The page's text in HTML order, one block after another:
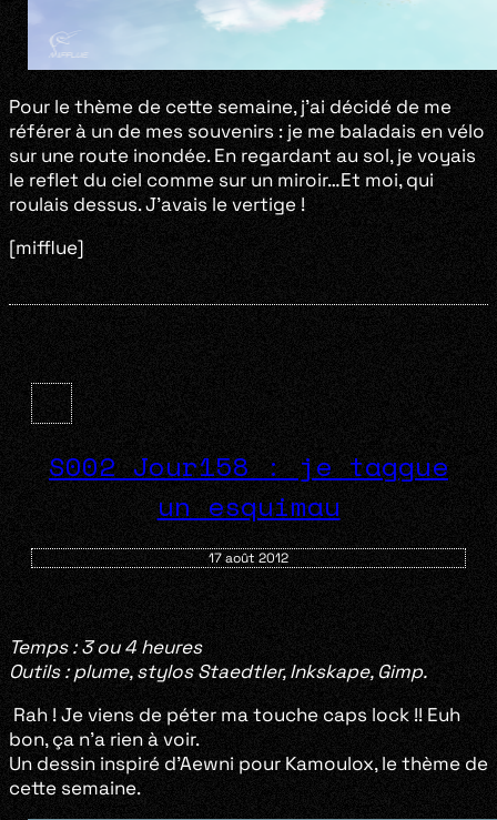
Pour le thème de cette semaine, j’ai décidé de me
référer à un de mes souvenirs : je me baladais en vélo
sur une route inondée. En regardant au sol, je voyais
le reflet du ciel comme sur un miroir…Et moi, qui
roulais dessus. J’avais le vertige !
[mifflue]
S002 Jour158 : je taggue
un esquimau
17 août 2012
Temps : 3 ou 4 heures
Outils : plume, stylos Staedtler, Inkskape, Gimp.
Rah ! Je viens de péter ma touche caps lock !! Euh
bon, ça n’a rien à voir.
Un dessin inspiré d’Aewni pour Kamoulox, le thème de
cette semaine.